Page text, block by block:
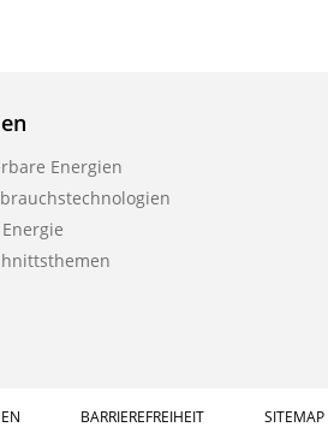
Energien
BARRIEREFREIHEIT SITEMAP